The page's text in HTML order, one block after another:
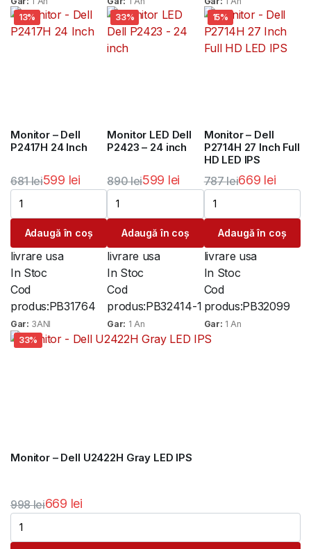
13%
Monitor – Dell
P2417H 24 Inch
681lei
Prețul
inițial
fost:
681 lei.
599 lei
Prețul
curent
este:
599 lei.
Adaugă în coș
livrare usa
In Stoc
Cod
produs:PB31764
Gar: 3ANI
33%
Monitor LED Dell
P2423 – 24 inch
890lei
Prețul
inițial
fost:
890 lei.
599 lei
Prețul
curent
este:
599 lei.
Adaugă în coș
livrare usa
In Stoc
Cod
produs:PB32414-1
Gar: 1 An
15%
Monitor – Dell
P2714H 27 Inch Full
HD LED IPS
787lei
Prețul
inițial
fost:
787 lei.
669 lei
Prețul
curent
este:
669 lei.
Adaugă în coș
livrare usa
In Stoc
Cod
produs:PB32099
Gar: 1 An
33%
Monitor – Dell U2422H Gray LED IPS
998lei
Prețul
inițial
669 lei
Prețul
curent